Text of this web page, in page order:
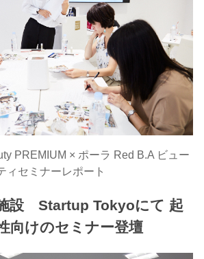
PREMIUM × ポーラ Red B.A ビュー
ィセミナーレポート
設 Startup Tokyoにて 起
向けのセミナー登壇